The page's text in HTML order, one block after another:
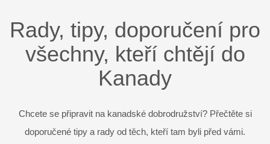
Rady, tipy, doporučení pro
všechny, kteří chtějí do
Kanady
Chcete se připravit na kanadské dobrodružství? Přečtěte si
doporučené tipy a rady od těch, kteří tam byli před vámi.